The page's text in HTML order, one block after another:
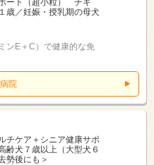
ート（超小粒） チキ
／妊娠・授乳期の母犬
ンE＋C）で健康的な免
院
ケア＋シニア健康サポ
犬７歳以上（大型犬６
勢後にも＞